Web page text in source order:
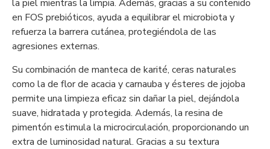
la piel mientras la limpia. Además, gracias a su contenido
en FOS prebióticos, ayuda a equilibrar el microbiota y
refuerza la barrera cutánea, protegiéndola de las
agresiones externas.
Su combinación de manteca de karité, ceras naturales
como la de flor de acacia y carnauba y ésteres de jojoba
permite una limpieza eficaz sin dañar la piel, dejándola
suave, hidratada y protegida. Además, la resina de
pimentón estimula la microcirculación, proporcionando un
extra de luminosidad natural. Gracias a su textura